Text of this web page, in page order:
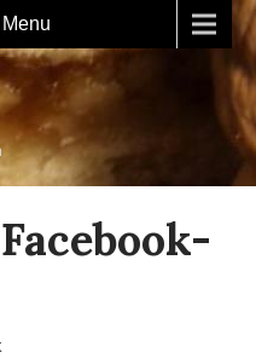
Menu
Facebook-